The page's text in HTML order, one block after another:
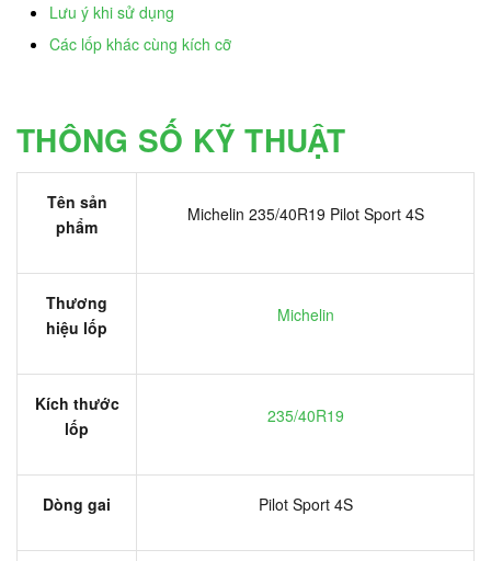
Lưu ý khi sử dụng
Các lốp khác cùng kích cỡ
THÔNG SỐ KỸ THUẬT
Tên sản
phẩm
Michelin 235/40R19 Pilot Sport 4S
Thương
hiệu lốp
Michelin
Kích thước
lốp
235/40R19
Dòng gai Pilot Sport 4S